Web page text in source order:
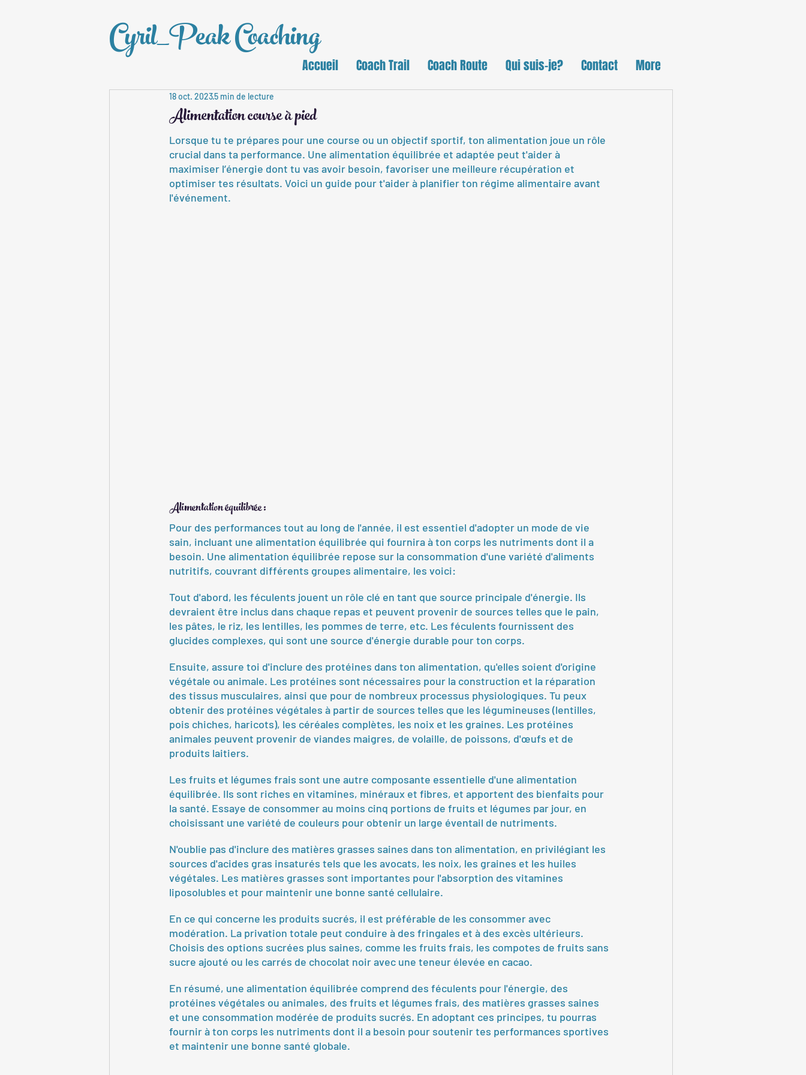
Cyril_Peak CoachingAccueil Coach Trail Coach Route Qui suis-je? Contact More
Alimentation course à pied
18 oct. 20235 min de lecture
Lorsque tu te prépares pour une course ou un objectif sportif, ton alimentation joue un rôle
crucial dans ta performance. Une alimentation équilibrée et adaptée peut t'aider à
maximiser l’énergie dont tu vas avoir besoin, favoriser une meilleure récupération et
optimiser tes résultats. Voici un guide pour t'aider à planifier ton régime alimentaire avant
l'événement.
Alimentation équilibrée :
Pour des performances tout au long de l'année, il est essentiel d'adopter un mode de vie
sain, incluant une alimentation équilibrée qui fournira à ton corps les nutriments dont il a
besoin. Une alimentation équilibrée repose sur la consommation d'une variété d'aliments
nutritifs, couvrant différents groupes alimentaire, les voici:
Tout d'abord, les féculents jouent un rôle clé en tant que source principale d'énergie. Ils
devraient être inclus dans chaque repas et peuvent provenir de sources telles que le pain,
les pâtes, le riz, les lentilles, les pommes de terre, etc. Les féculents fournissent des
glucides complexes, qui sont une source d'énergie durable pour ton corps.
Ensuite, assure toi d'inclure des protéines dans ton alimentation, qu'elles soient d'origine
végétale ou animale. Les protéines sont nécessaires pour la construction et la réparation
des tissus musculaires, ainsi que pour de nombreux processus physiologiques. Tu peux
obtenir des protéines végétales à partir de sources telles que les légumineuses (lentilles,
pois chiches, haricots), les céréales complètes, les noix et les graines. Les protéines
animales peuvent provenir de viandes maigres, de volaille, de poissons, d'œufs et de
produits laitiers.
Les fruits et légumes frais sont une autre composante essentielle d'une alimentation
équilibrée. Ils sont riches en vitamines, minéraux et fibres, et apportent des bienfaits pour
la santé. Essaye de consommer au moins cinq portions de fruits et légumes par jour, en
choisissant une variété de couleurs pour obtenir un large éventail de nutriments.
N'oublie pas d'inclure des matières grasses saines dans ton alimentation, en privilégiant les
sources d'acides gras insaturés tels que les avocats, les noix, les graines et les huiles
végétales. Les matières grasses sont importantes pour l'absorption des vitamines
liposolubles et pour maintenir une bonne santé cellulaire.
En ce qui concerne les produits sucrés, il est préférable de les consommer avec
modération. La privation totale peut conduire à des fringales et à des excès ultérieurs.
Choisis des options sucrées plus saines, comme les fruits frais, les compotes de fruits sans
sucre ajouté ou les carrés de chocolat noir avec une teneur élevée en cacao.
En résumé, une alimentation équilibrée comprend des féculents pour l'énergie, des
protéines végétales ou animales, des fruits et légumes frais, des matières grasses saines
et une consommation modérée de produits sucrés. En adoptant ces principes, tu pourras
fournir à ton corps les nutriments dont il a besoin pour soutenir tes performances sportives
et maintenir une bonne santé globale.